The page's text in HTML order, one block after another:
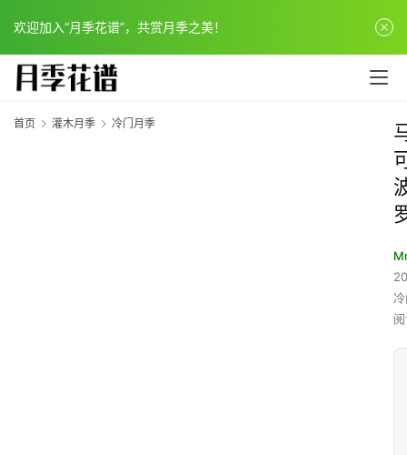
欢迎加入“月季花谱”，共赏月季之美！
首页 灌木月季 冷门月季